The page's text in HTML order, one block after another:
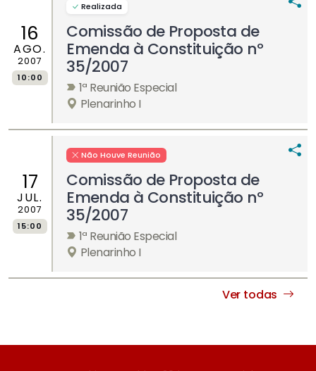
16
AGO.
2007
10:00
Realizada
Comissão de Proposta de
Emenda à Constituição nº
35/2007
1ª Reunião Especial
Plenarinho I
17
JUL.
2007
15:00
Não Houve Reunião
Comissão de Proposta de
Emenda à Constituição nº
35/2007
1ª Reunião Especial
Plenarinho I
Ver todas